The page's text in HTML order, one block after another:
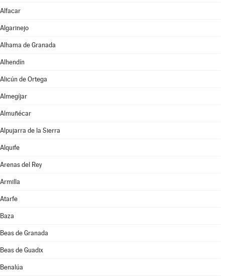
Alfacar
Algarinejo
Alhama de Granada
Alhendín
Alicún de Ortega
Almegíjar
Almuñécar
Alpujarra de la Sierra
Alquife
Arenas del Rey
Armilla
Atarfe
Baza
Beas de Granada
Beas de Guadix
Benalúa